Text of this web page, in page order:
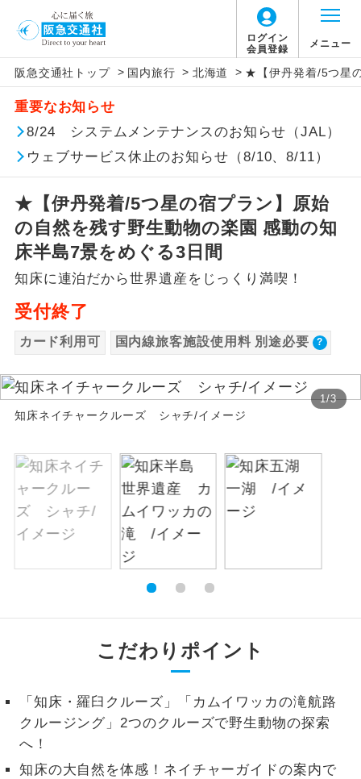
ログイン
会員登録
メニュー
阪急交通社トップ > 国内旅行 > 北海道 > ★【伊丹発着/5つ星
重要なお知らせ
8/24 システムメンテナンスのお知らせ（JAL）
ウェブサービス休止のお知らせ（8/10、8/11）
★【伊丹発着/5つ星の宿プラン】原始
の自然を残す野生動物の楽園 感動の知
床半島7景をめぐる3日間
知床に連泊だから世界遺産をじっくり満喫！
受付終了
カード利用可 国内線旅客施設使用料 別途必要
1/3
知床ネイチャークルーズ シャチ/イメージ
こだわりポイント
「知床・羅臼クルーズ」「カムイワッカの滝航路
クルージング」2つのクルーズで野生動物の探索
へ！
知床の大自然を体感！ネイチャーガイドの案内で
【国内旅客施設使用料について】
旅行代金に国内旅客施設使用料は含まれてお
りません。別途お支払いが必要となります。
羽田空港：大人1,800円、子供1,800円
2026/10/6〜2027/6/4 羽田空港：大人2,320
円、子供2,320円
2027/6/5〜 羽田空港：大人2,360円、子供
2,360円
伊丹空港往復：大人680円、子供680円
アイコン 説明
添乗員同行
往路出発空港（駅）から復路到着空港
（駅）まで同行します。
現地添乗員同
現地到着空港（駅）から最終日出発空港
（駅）まで添乗員が同行します。
バスガイド乗
務
バスガイドが乗務し、車内での観光案内
があります。
世界遺産
ユネスコに登録されている文化遺産や自
然遺産を訪ねるコースです。
絶景 絶景スポットに立ち寄るコースです。
露天風呂
ご宿泊ホテルに露天風呂が付いていま
す。
大浴場 ご宿泊ホテルに大浴場が付いています。
全てのお食事が付いていますので、お食
事の心配はいりません。（機内食を除
お部屋にてゆっくりとお召し上がりいた
だけます。
トラベルイヤ
ホン
周りの音を気にせず、ガイドさんの説明
をじっくり聞くことができます。
す。